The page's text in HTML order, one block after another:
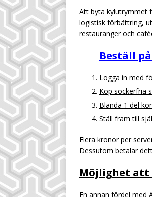
Att byta kylutrymmet
logistisk förbättring,
restauranger och
Beställ
Logga in med
Köp sockerfria
Blanda 1 del
Ställ fram till
Flera kronor per
Dessutom betalar
Möjlighet att
En annan fördel med